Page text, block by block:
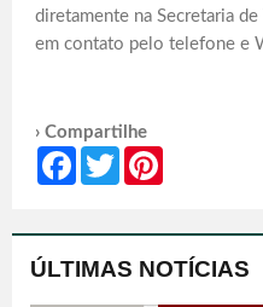
diretamente na Secretaria
em contato pelo telefone e
› Compartilhe
Facebook
Twitter
ÚLTIMAS NOTÍCIAS